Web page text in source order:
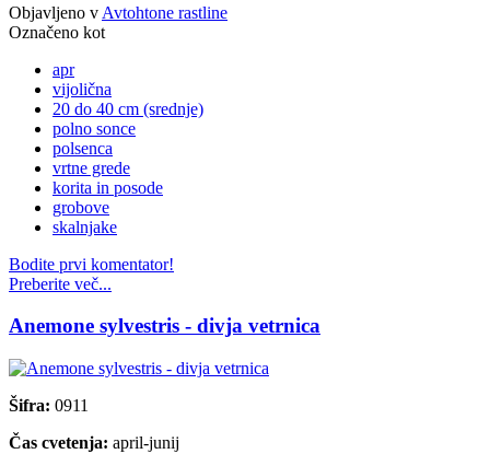
Objavljeno v Avtohtone rastline
Označeno kot
apr
vijolična
20 do 40 cm (srednje)
polno sonce
polsenca
vrtne grede
korita in posode
grobove
skalnjake
Bodite prvi komentator!
Preberite več...
Anemone sylvestris - divja vetrnica
Šifra: 0911
Čas cvetenja: april-junij